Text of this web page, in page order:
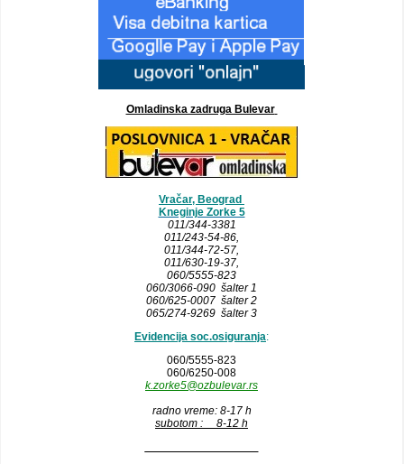
Omladinska zadruga Bulevar
Vračar, Beograd
Kneginje Zorke 5
011/344-3381
011/243-54-86,
011/344-72-57,
011/630-19-37,
060/5555-823
060/3066-090 šalter 1
060/625-0007 šalter 2
065/274-9269 šalter 3
Evidencija soc.osiguranja:
060/5555-823
060/6250-008
k.zorke5@ozbulevar.rs
radno vreme: 8-17 h
subotom : 8-12 h